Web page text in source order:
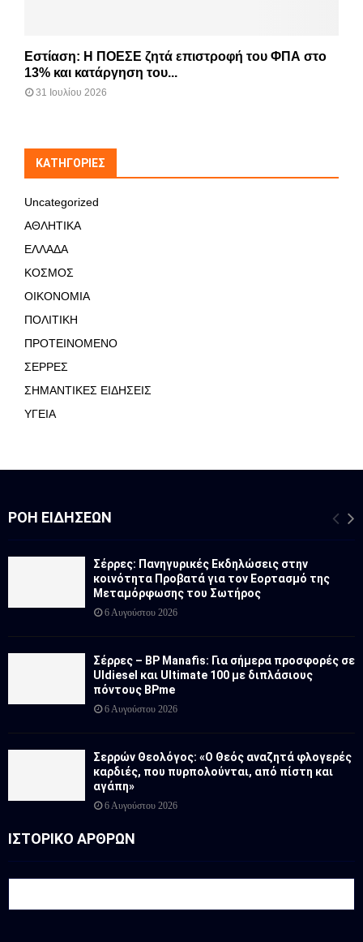
Εστίαση: Η ΠΟΕΣΕ ζητά επιστροφή του ΦΠΑ στο
13% και κατάργηση του...
31 Ιουλίου 2026
KΑΤΗΓΟΡΊΕΣ
Uncategorized
ΑΘΛΗΤΙΚΑ
ΕΛΛΑΔΑ
ΚΟΣΜΟΣ
ΟΙΚΟΝΟΜΙΑ
ΠΟΛΙΤΙΚΗ
ΠΡΟΤΕΙΝΟΜΕΝΟ
ΣΕΡΡΕΣ
ΣΗΜΑΝΤΙΚΕΣ ΕΙΔΗΣΕΙΣ
ΥΓΕΙΑ
ΡΟΉ ΕΙΔΉΣΕΩΝ
Σέρρες: Πανηγυρικές Εκδηλώσεις στην
κοινότητα Προβατά για τον Εορτασμό της
Μεταμόρφωσης του Σωτήρος
6 Αυγούστου 2026
Σέρρες – BP Manafis: Για σήμερα προσφορές σε
Uldiesel και Ultimate 100 με διπλάσιους
πόντους BPme
6 Αυγούστου 2026
Σερρών Θεολόγος: «Ο Θεός αναζητά φλογερές
καρδιές, που πυρπολούνται, από πίστη και
αγάπη»
6 Αυγούστου 2026
ΙΣΤΟΡΙΚΟ ΑΡΘΡΩΝ